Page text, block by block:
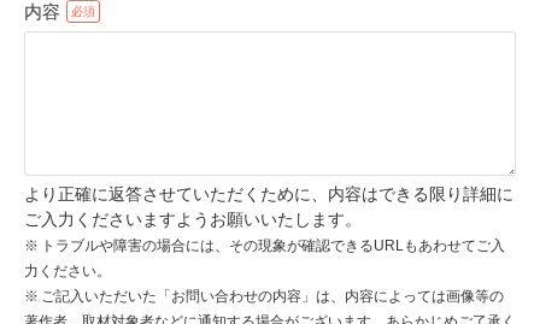
内容
より正確に返答させていただくために、内容はできる限り詳細に
ご入力くださいますようお願いいたします。
トラブルや障害の場合には、その現象が確認できるURLもあわせてご入
力ください。
ご記入いただいた「お問い合わせの内容」は、内容によっては画像等の